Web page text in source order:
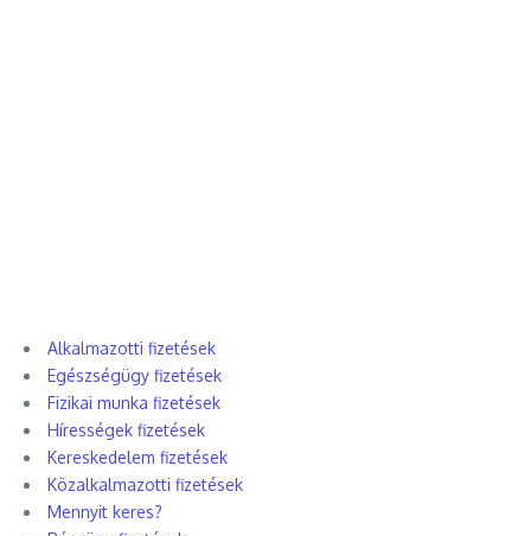
Alkalmazotti fizetések
Egészségügy fizetések
Fizikai munka fizetések
Hírességek fizetések
Kereskedelem fizetések
Közalkalmazotti fizetések
Mennyit keres?